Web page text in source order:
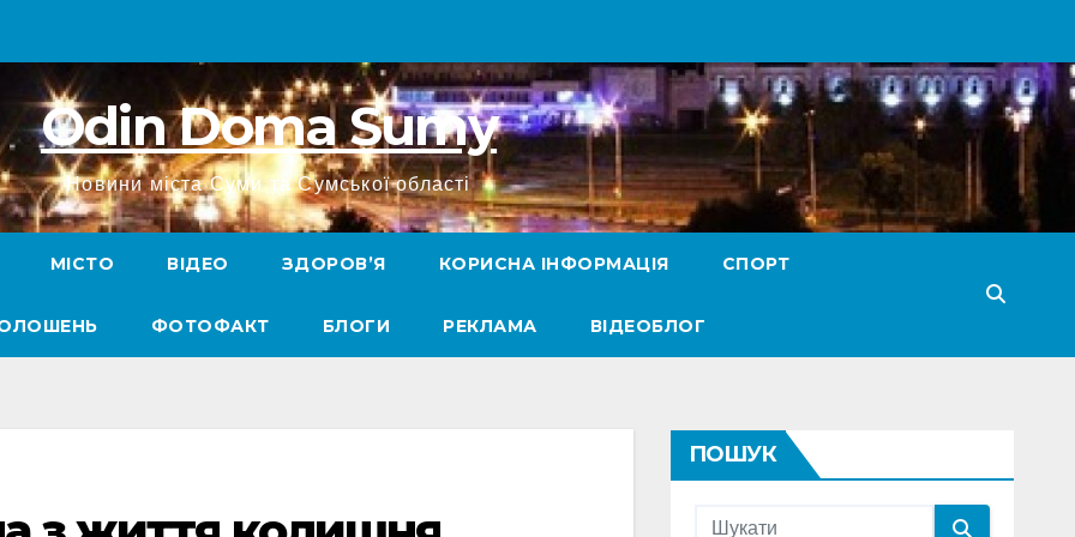
Odin Doma Sumy
Новини міста Суми та Сумської області
МІСТО ВІДЕО ЗДОРОВ’Я КОРИСНА ІНФОРМАЦІЯ СПОРТ
ФОТОФАКТ БЛОГИ РЕКЛАМА ВІДЕОБЛОГ
ПОШУК